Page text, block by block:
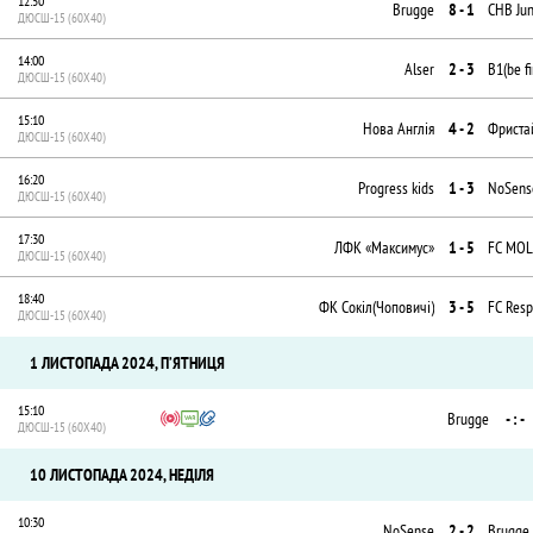
ДЮСШ-15 (60X40) Brugge 8 - 1 СНВ
14:00
ДЮСШ-15 (60X40) Alser 2 - 3 B1(be
15:10
ДЮСШ-15 (60X40) Нова Англія 4 - 2
16:20
ДЮСШ-15 (60X40) Progress kids 1 - 3
17:30
ДЮСШ-15 (60X40) ЛФК «Максимус» 1 - 5 FC
18:40
ДЮСШ-15 (60X40) ФК Сокіл(Чоповичі) 3 - 5 FC
1 ЛИСТОПАДА 2024, ПʼЯТНИЦЯ
15:10
ДЮСШ-15 (60X40) Brugge - : -
10 ЛИСТОПАДА 2024, НЕДІЛЯ
10:30